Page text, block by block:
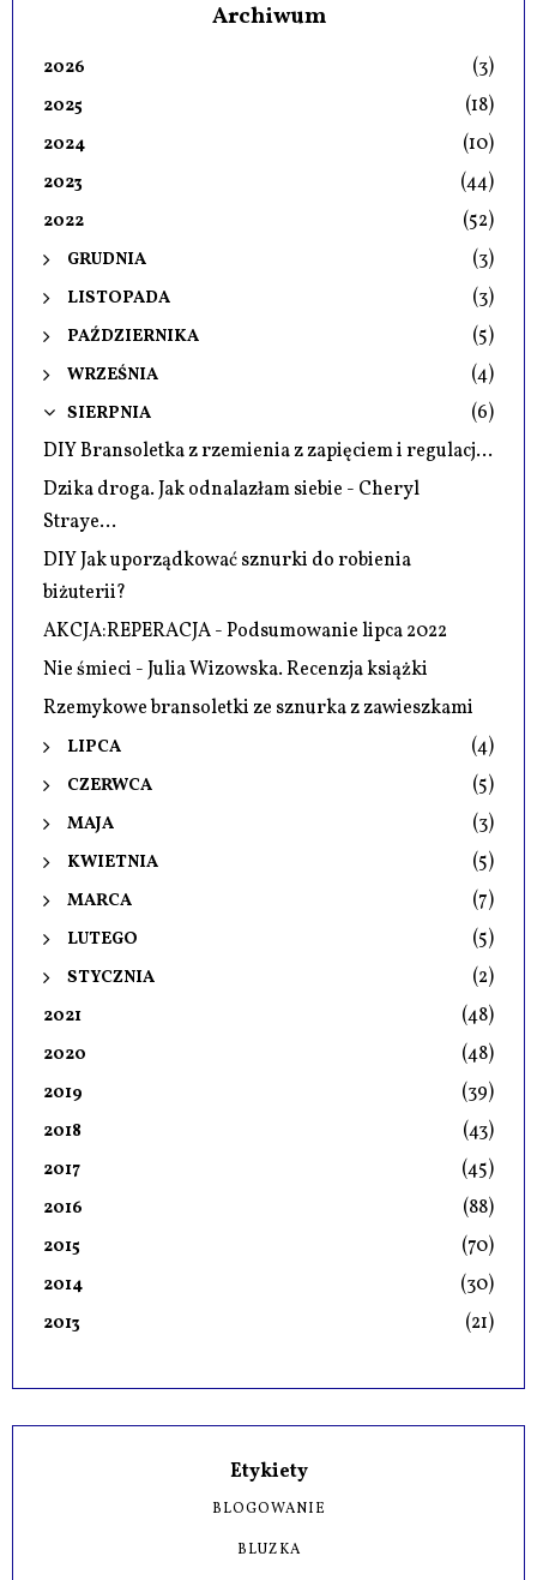
Archiwum
2026 (3)
2025 (18)
2024 (10)
2023 (44)
2022 (52)
GRUDNIA (3)
LISTOPADA (3)
PAŹDZIERNIKA (5)
WRZEŚNIA (4)
SIERPNIA
(6)
DIY Bransoletka z rzemienia z zapięciem i regulacj...
Dzika droga. Jak odnalazłam siebie - Cheryl
Straye...
DIY Jak uporządkować sznurki do robienia
biżuterii?
AKCJA:REPERACJA - Podsumowanie lipca 2022
Nie śmieci - Julia Wizowska. Recenzja książki
Rzemykowe bransoletki ze sznurka z zawieszkami
LIPCA (4)
CZERWCA (5)
MAJA (3)
KWIETNIA (5)
MARCA (7)
LUTEGO (5)
STYCZNIA (2)
2021 (48)
2020 (48)
2019 (39)
2018 (43)
2017 (45)
2016 (88)
2015 (70)
2014 (30)
2013 (21)
Etykiety
BLOGOWANIE
BLUZKA